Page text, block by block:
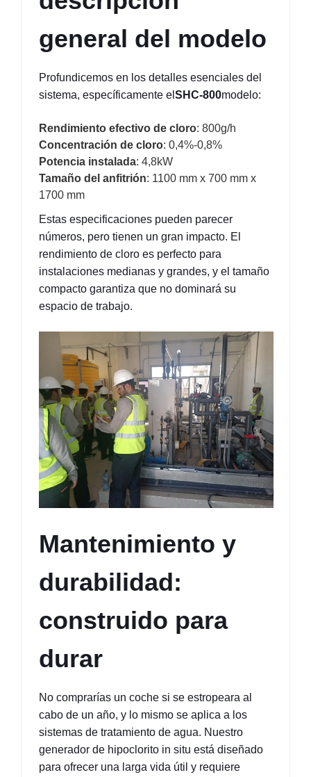
general del modelo
Profundicemos en los detalles esenciales del
sistema, específicamente el SHC-800modelo:
Rendimiento efectivo de cloro: 800g/h
Concentración de cloro: 0,4%-0,8%
Potencia instalada: 4,8kW
Tamaño del anfitrión: 1100 mm x 700 mm x
1700 mm
Estas especificaciones pueden parecer
números, pero tienen un gran impacto. El
rendimiento de cloro es perfecto para
instalaciones medianas y grandes, y el tamaño
compacto garantiza que no dominará su
espacio de trabajo.
Mantenimiento y
durabilidad:
construido para
durar
No comprarías un coche si se estropeara al
cabo de un año, y lo mismo se aplica a los
sistemas de tratamiento de agua. Nuestro
generador de hipoclorito in situ está diseñado
para ofrecer una larga vida útil y requiere